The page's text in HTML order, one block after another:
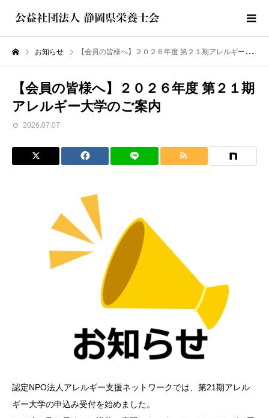
お知らせ 【会員の皆様へ】２０２６年度 第２１期アレルギー大学のご案内
【会員の皆様へ】２０２６年度 第２１期
アレルギー大学のご案内
2026.07.07
認定NPO法人アレルギー支援ネットワークでは、第21期アレル
ギー大学の申込み受付を始めました。